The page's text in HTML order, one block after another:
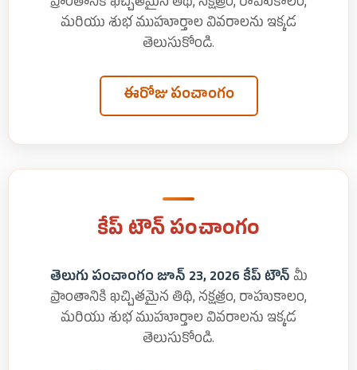
మరియు శుభ ముహూర్తాల వివరాలను ఇక్కడ
తెలుసుకోండి.
ఈరోజు పంచాంగం
కేప్ టౌన్ పంచాంగం
తెలుగు పంచాంగం జూన్ 23, 2026 కేప్ టౌన్ మీ
ప్రాంతానికి ఖచ్చితమైన తిథి, నక్షత్రం, రాహుకాలం,
మరియు శుభ ముహూర్తాల వివరాలను ఇక్కడ
తెలుసుకోండి.